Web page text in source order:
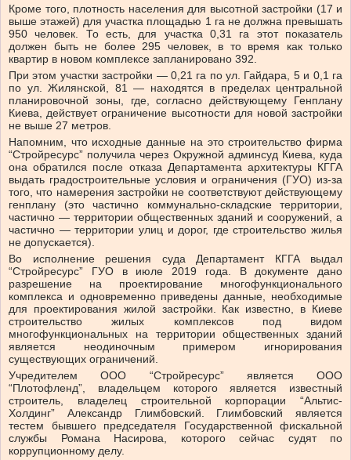
Кроме того, плотность населения для высотной застройки (17 и
выше этажей) для участка площадью 1 га не должна превышать
950 человек. То есть, для участка 0,31 га этот показатель
должен быть не более 295 человек, в то время как только
квартир в новом комплексе запланировано 392.
При этом участки застройки — 0,21 га по ул. Гайдара, 5 и 0,1 га
по ул. Жилянской, 81 — находятся в пределах центральной
планировочной зоны, где, согласно действующему Генплану
Киева, действует ограничение высотности для новой застройки
не выше 27 метров.
Напомним, что исходные данные на это строительство фирма
“Стройресурс” получила через Окружной админсуд Киева, куда
она обратился после отказа Департамента архитектуры КГГА
выдать градостроительные условия и ограничения (ГУО) из-за
того, что намерения застройки не соответствуют действующему
генплану (это частично коммунально-складские территории,
частично — территории общественных зданий и сооружений, а
частично — территории улиц и дорог, где строительство жилья
не допускается).
Во исполнение решения суда Департамент КГГА выдал
“Стройресурс” ГУО в июле 2019 года. В документе дано
разрешение на проектирование многофункционального
комплекса и одновременно приведены данные, необходимые
для проектирования жилой застройки. Как известно, в Киеве
строительство жилых комплексов под видом
многофункциональных на территории общественных зданий
является неодиночным примером игнорирования
существующих ограничений.
Учредителем ООО “Стройресурс” является ООО
“Плотофленд”, владельцем которого является известный
строитель, владелец строительной корпорации “Альтис-
Холдинг” Александр Глимбовский. Глимбовский является
тестем бывшего председателя Государственной фискальной
службы Романа Насирова, которого сейчас судят по
коррупционному делу.